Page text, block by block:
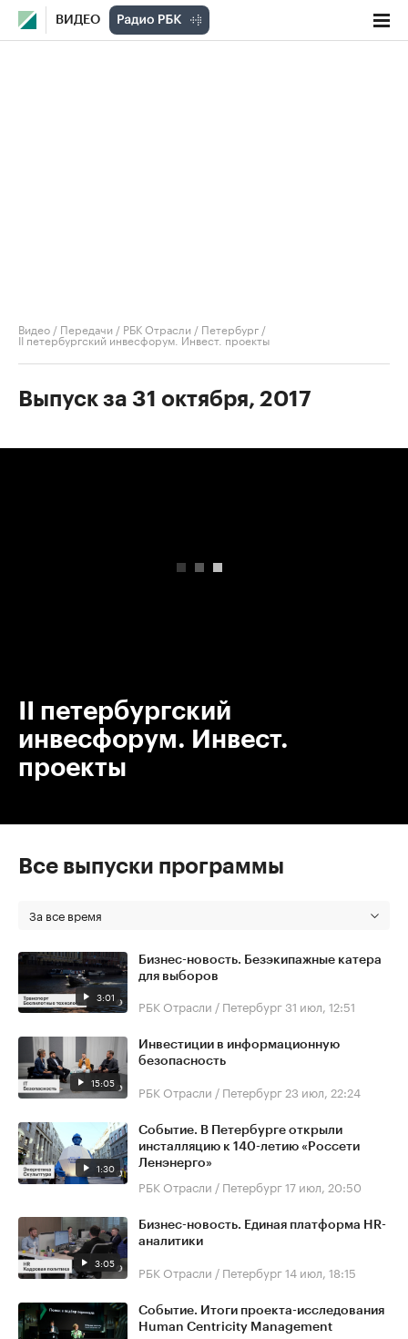
ВИДЕО
Видео / Передачи / РБК Отрасли / Петербург /
II петербургский инвесфорум. Инвест. проекты
Выпуск за 31 октября, 2017
II петербургский
инвесфорум. Инвест.
проекты
Все выпуски программы
За все время
3:01
Бизнес-новость. Безэкипажные катера
для выборов
РБК Отрасли / Петербург31 июл, 12:51
15:05
Инвестиции в информационную
безопасность
РБК Отрасли / Петербург 23 июл, 22:24
1:30
Событие. В Петербурге открыли
инсталляцию к 140-летию «Россети
Ленэнерго»
РБК Отрасли / Петербург17 июл, 20:50
3:05
Бизнес-новость. Единая платформа HR-
аналитики
РБК Отрасли / Петербург14 июл, 18:15
Событие. Итоги проекта-исследования
Human Centricity Management